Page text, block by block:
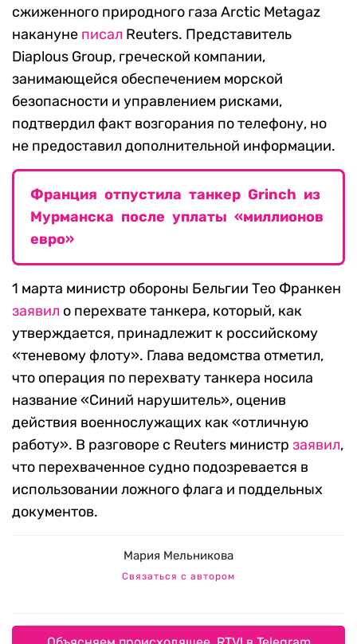
сжиженного природного газа Arctic Metagaz
накануне писал Reuters. Представитель
Diaplous Group, греческой компании,
занимающейся обеспечением морской
безопасности и управлением рисками,
подтвердил факт возгорания по телефону, но
не предоставил дополнительной информации.
Франция отпустила танкер Grinch из
Мурманска после уплаты «миллионов
евро»
1 марта министр обороны Бельгии Тео Франкен
заявил о перехвате танкера, который, как
утверждается, принадлежит к российскому
«теневому флоту». Глава ведомства отметил,
что операция по перехвату танкера носила
название «Синий нарушитель», оценив
действия военнослужащих как «отличную
работу». В разговоре с Reuters министр заявил,
что перехваченное судно подозревается в
использовании ложного флага и поддельных
документов.
Мария Мельникова
Связаться с автором